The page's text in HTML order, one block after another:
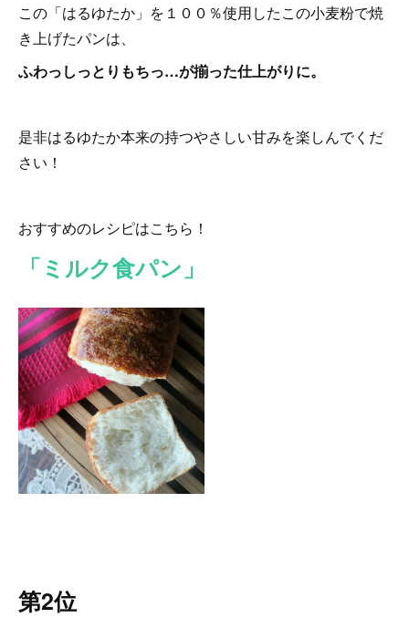
この「はるゆたか」を１００％使用したこの小麦粉で焼
き上げたパンは、
ふわっしっとりもちっ…が揃った仕上がりに。
是非はるゆたか本来の持つやさしい甘みを楽しんでくだ
さい！
おすすめのレシピはこちら！
「ミルク食パン」
第2位